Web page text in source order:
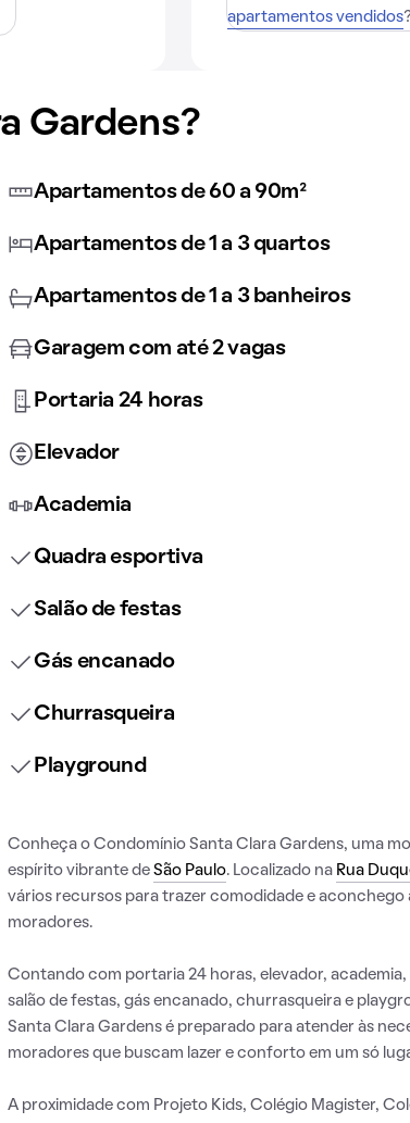
apartamentos vendidos
Gardens?
Apartamentos de 60 a 90m²
Apartamentos de 1 a 3 quartos
Apartamentos de 1 a 3 banheiros
Garagem com até 2 vagas
Portaria 24 horas
Elevador
Academia
Quadra esportiva
Salão de festas
Gás encanado
Churrasqueira
Playground
Conheça o Condomínio Santa Clara Gardens, uma
espírito vibrante de São Paulo. Localizado na Rua
vários recursos para trazer comodidade e aconchego
moradores.
Contando com portaria 24 horas, elevador,
salão de festas, gás encanado, churrasqueira e
Santa Clara Gardens é preparado para atender às
moradores que buscam lazer e conforto em um só
A proximidade com Projeto Kids, Colégio Magister,